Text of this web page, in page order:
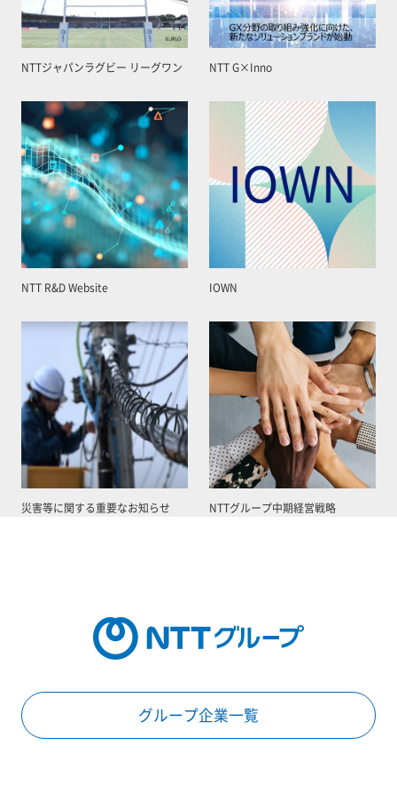
NTTジャパンラグビー リーグワン NTT G×Inno
NTT R&D Website IOWN
災害等に関する重要なお知らせ NTTグループ中期経営戦略
グループ企業一覧